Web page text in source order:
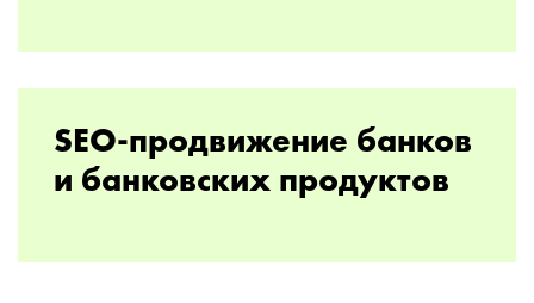
SEO-продвижение банков
и банковских продуктов